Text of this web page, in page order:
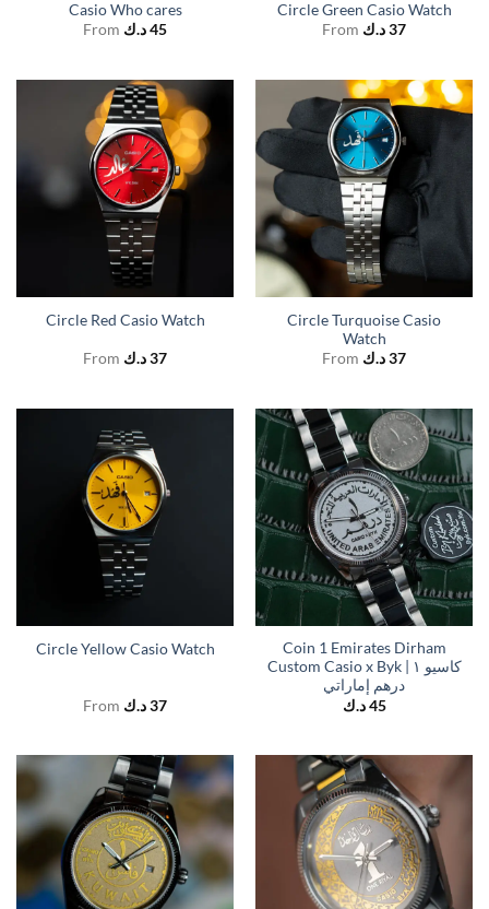
Casio Who cares
From
45د.ك
Circle Green Casio Watch
From
37د.ك
Circle Red Casio Watch
From 37د.ك
Circle Turquoise Casio
Watch
From
37د.ك
Circle Yellow Casio Watch
From 37د.ك
Coin 1 Emirates Dirham
Custom Casio x Byk | كاسيو ١
درهم إماراتي
45 د.ك